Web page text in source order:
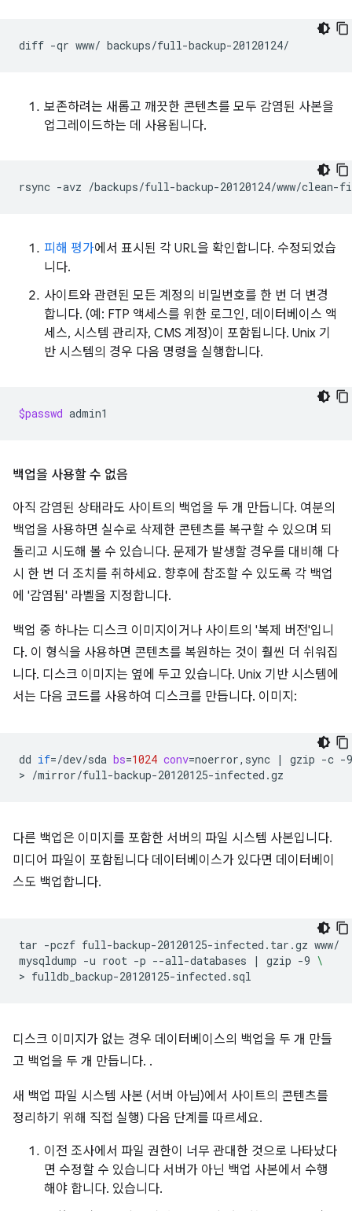
diff -qr www/
보존하려는 새롭고 깨끗한 콘텐츠를 모두 감염된 사본을
업그레이드하는 데 사용됩니다.
rsync -avz /backups/full-backup-20120124/www/
피해 평가에서 표시된 각 URL을 확인합니다. 수정되었습
니다.
사이트와 관련된 모든 계정의 비밀번호를 한 번 더 변경
합니다. (예: FTP 액세스를 위한 로그인, 데이터베이스 액
세스, 시스템 관리자, CMS 계정)이 포함됩니다. Unix 기
반 시스템의 경우 다음 명령을 실행합니다.
$passwd
백업을 사용할 수 없음
아직 감염된 상태라도 사이트의 백업을 두 개 만듭니다. 여분의
백업을 사용하면 실수로 삭제한 콘텐츠를 복구할 수 있으며 되
돌리고 시도해 볼 수 있습니다. 문제가 발생할 경우를 대비해 다
시 한 번 더 조치를 취하세요. 향후에 참조할 수 있도록 각 백업
에 '감염됨' 라벨을 지정합니다.
백업 중 하나는 디스크 이미지이거나 사이트의 '복제 버전'입니
다. 이 형식을 사용하면 콘텐츠를 복원하는 것이 훨씬 더 쉬워집
니다. 디스크 이미지는 옆에 두고 있습니다. Unix 기반 시스템에
서는 다음 코드를 사용하여 디스크를 만듭니다. 이미지:
dd if=/dev/sda bs=1024 conv=noerror,sync | gzip -c -9
>
다른 백업은 이미지를 포함한 서버의 파일 시스템 사본입니다.
미디어 파일이 포함됩니다 데이터베이스가 있다면 데이터베이
스도 백업합니다.
tar -pczf full-backup-20120125-infected.tar.gz www/
mysqldump -u root -p --all-databases | gzip -9 \
>
디스크 이미지가 없는 경우 데이터베이스의 백업을 두 개 만들
고 백업을 두 개 만듭니다. .
새 백업 파일 시스템 사본 (서버 아님)에서 사이트의 콘텐츠를
정리하기 위해 직접 실행) 다음 단계를 따르세요.
이전 조사에서 파일 권한이 너무 관대한 것으로 나타났다
면 수정할 수 있습니다 서버가 아닌 백업 사본에서 수행
해야 합니다. 있습니다.